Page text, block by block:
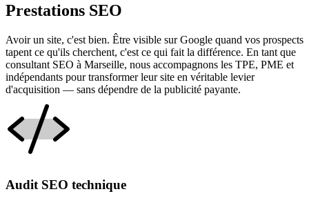
Prestations SEO
Avoir un site, c'est bien. Être visible sur Google quand vos prospects
tapent ce qu'ils cherchent, c'est ce qui fait la différence. En tant que
consultant SEO à Marseille, nous accompagnons les TPE, PME et
indépendants pour transformer leur site en véritable levier
d'acquisition — sans dépendre de la publicité payante.
Audit SEO technique